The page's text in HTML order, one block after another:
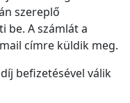
szereplő
be. A számlát a
címre küldik meg.
befizetésével válik